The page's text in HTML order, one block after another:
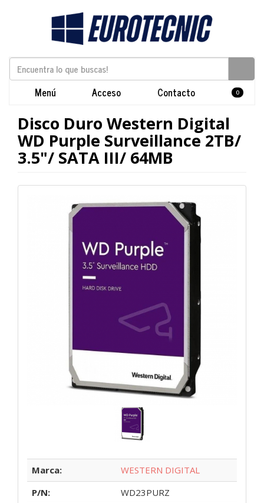
Menú Acceso Contacto 0
Disco Duro Western Digital
WD Purple Surveillance 2TB/
3.5"/ SATA III/ 64MB
Marca:
WESTERN DIGITAL
P/N:
WD23PURZ